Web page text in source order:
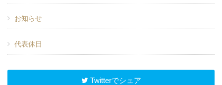
お知らせ
代表休日
Twitterでシェア